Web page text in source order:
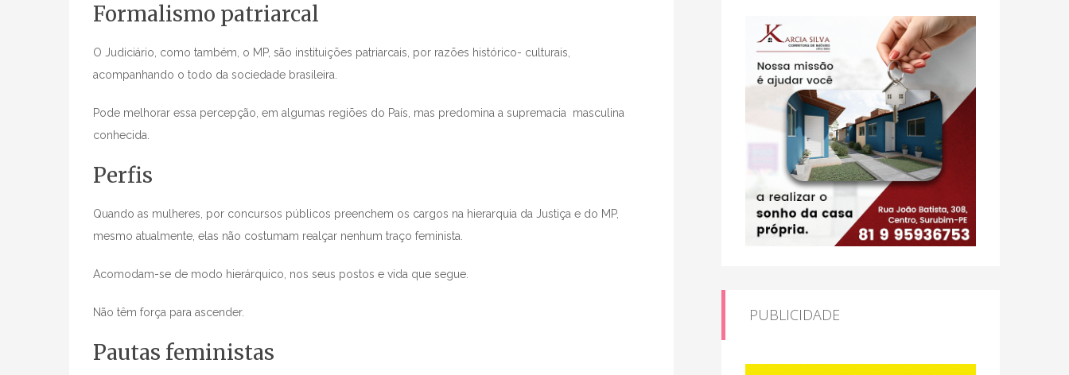
Formalismo patriarcal
O Judiciário, como também, o MP, são instituições patriarcais, por razões histórico- culturais,
acompanhando o todo da sociedade brasileira.
Pode melhorar essa percepção, em algumas regiões do País, mas predomina a supremacia masculina
conhecida.
Perfis
Quando as mulheres, por concursos públicos preenchem os cargos na hierarquia da Justiça e do MP,
mesmo atualmente, elas não costumam realçar nenhum traço feminista.
Acomodam-se de modo hierárquico, nos seus postos e vida que segue.
Não têm força para ascender.
Pautas feministas
PUBLICIDADE